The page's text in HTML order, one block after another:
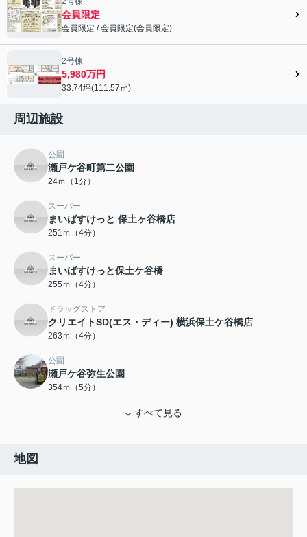
会員限定">
会員限定
会員限定 /会員限定(会員限定)
2号棟
5,980万円
33.74坪(111.57㎡)
周辺施設
公園
瀬戸ケ谷町第二公園
24ｍ（1分）
スーパー
まいばすけっと 保土ヶ谷橋店
251ｍ（4分）
スーパー
まいばすけっと保土ケ谷橋
255ｍ（4分）
ドラッグストア
クリエイトSD(エス・ディー) 横浜保土ケ谷橋店
263ｍ（4分）
公園
瀬戸ケ谷弥生公園
354ｍ（5分）
すべて見る
地図